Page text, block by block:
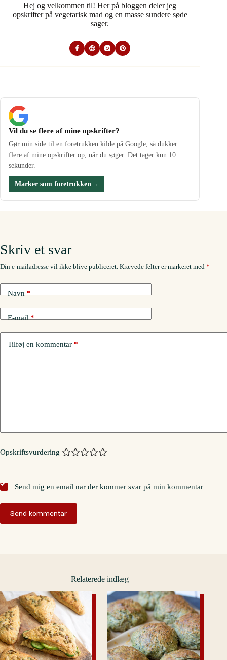
Hej og velkommen til! Her på bloggen deler jeg
opskrifter på vegetarisk mad og en masse sundere søde
sager.
Vil du se flere af mine opskrifter?
Gør min side til en foretrukken kilde på Google, så dukker
flere af mine opskrifter op, når du søger. Det tager kun 10
sekunder.
Marker som foretrukken →
Skriv et svar
Din e-mailadresse vil ikke blive publiceret. Krævede felter er markeret med *
Navn*
E-mail*
Tilføj en kommentar *
Opskriftsvurdering
Send mig en email når der kommer svar på min kommentar
Send kommentar
Relaterede indlæg